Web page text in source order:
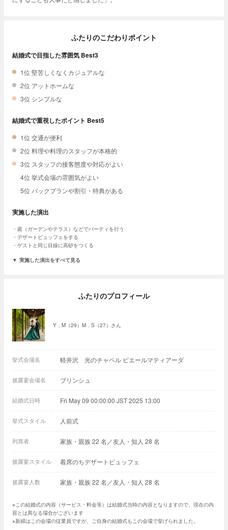
ふたりのこだわりポイント
結婚式で目指した雰囲気 Best3
1位 堅苦しくなくカジュアルな
2位 アットホームな
3位 シンプルな
結婚式で重視したポイント Best5
1位 交通が便利
2位 料理や料理のスタッフが本格的
3位 スタッフの接客態度や対応がよい
4位 挙式会場の雰囲気がよい
5位 パックプランや割引・特典がある
実施した演出
庭（ガーデンやテラス）などでパーティを行う
デザートビュッフェをする
ゲストと同じ目線に高砂をつくる
実施した演出をすべて見る
ふたりのプロフィール
Y．M（29）M．S（27）さん
挙式会場名 軽井沢 光のチャペル ピエールマティアーダ
披露宴会場名 ブリンシュ
結婚式日時 Fri May 09 00:00:00 JST 2025 13:00
挙式スタイル 人前式
列席者 家族・親族 22 名／友人・知人 28 名
披露宴スタイル 着席のちデザートビュッフェ
披露宴人数 家族・親族 22 名／友人・知人 28 名
※この結婚式の内容（サービス・料金等）は結婚式当時の内容となりますので、現在の内
容とは異なる場合がございます
※新婦はこの会場の従業員ですが、ご自身の結婚式もこの会場で挙げられました。